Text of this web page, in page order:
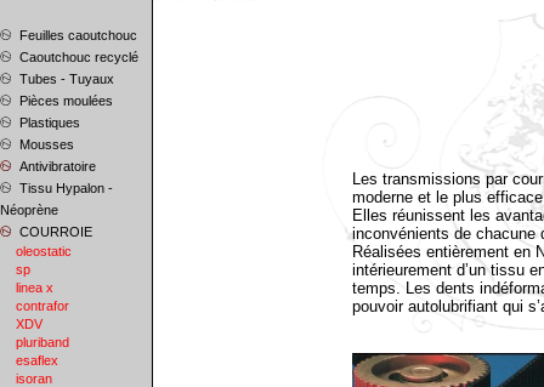
Feuilles caoutchouc
Caoutchouc recyclé
Tubes - Tuyaux
Pièces moulées
Plastiques
Mousses
Antivibratoire
Tissu Hypalon -
Néoprène
COURROIE
oleostatic
sp
linea x
contrafor
XDV
pluriband
esaflex
isoran
Les transmissions par
moderne et le plus
Elles réunissent les
inconvénients de chacune
Réalisées entièrement en
intérieurement d’un tissu
temps. Les dents
pouvoir autolubrifiant qui